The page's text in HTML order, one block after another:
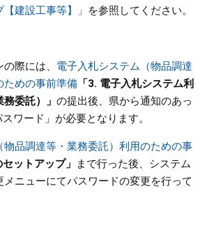
建設工事等】」
を参照してください。
際には、 電子入札システム（物品調達
ための事前準備 「3. 電子入札システム利
委託）」 の提出後、県から通知のあっ
ワード」が必要となります。
物品調達等・業務委託）利用のための事
ットアップ」
まで行った後、システム
メニューにてパスワードの変更を行って